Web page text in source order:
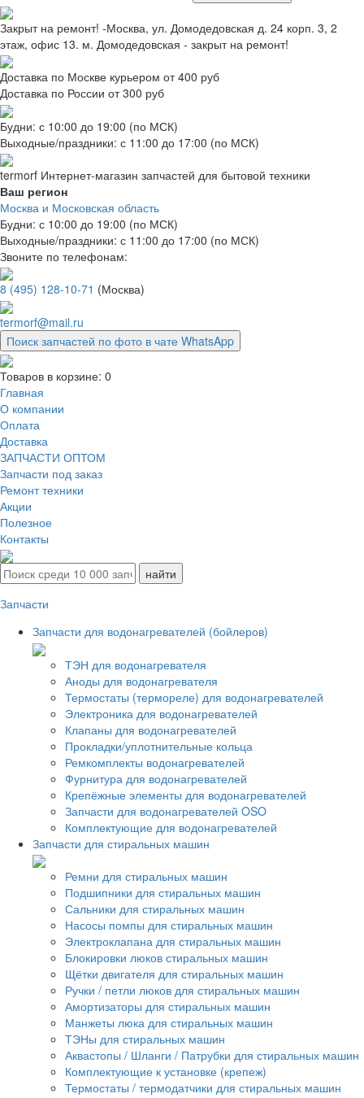
Закрыт на ремонт! -Москва, ул. Домодедовская д. 24 корп. 3, 2
этаж, офис 13. м. Домодедовская - закрыт на ремонт!
Доставка по Москве курьером от 400 руб
Доставка по России от 300 руб
Будни: с 10:00 до 19:00 (по МСК)
Выходные/праздники: с 11:00 до 17:00 (по МСК)
termorf Интернет-магазин запчастей для бытовой техники
Ваш регион
Москва и Московская область
Будни: с 10:00 до 19:00 (по МСК)
Выходные/праздники: с 11:00 до 17:00 (по МСК)
Звоните по телефонам:
8 (495) 128-10-71 (Москва)
termorf@mail.ru
Поиск запчастей по фото в чате WhatsApp
Товаров в корзине: 0
Главная
О компании
Оплата
Доставка
ЗАПЧАСТИ ОПТОМ
Запчасти под заказ
Ремонт техники
Акции
Полезное
Контакты
Запчасти
Запчасти для водонагревателей (бойлеров)
ТЭН для водонагревателя
Аноды для водонагревателя
Термостаты (термореле) для водонагревателей
Электроника для водонагревателей
Клапаны для водонагревателей
Прокладки/уплотнительные кольца
Ремкомплекты водонагревателей
Фурнитура для водонагревателей
Крепёжные элементы для водонагревателей
Запчасти для водонагревателей OSO
Комплектующие для водонагревателей
Запчасти для стиральных машин
Ремни для стиральных машин
Подшипники для стиральных машин
Сальники для стиральных машин
Насосы помпы для стиральных машин
Электроклапана для стиральных машин
Блокировки люков стиральных машин
Щётки двигателя для стиральных машин
Ручки / петли люков для стиральных машин
Амортизаторы для стиральных машин
Манжеты люка для стиральных машин
ТЭНы для стиральных машин
Аквастопы / Шланги / Патрубки для стиральных машин
Комплектующие к установке (крепеж)
Термостаты / термодатчики для стиральных машин